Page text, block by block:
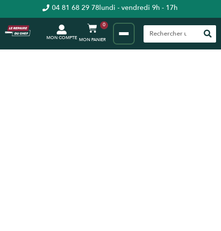
04 81 68 29 78lundi - vendredi 9h - 17h
MON COMPTE
0